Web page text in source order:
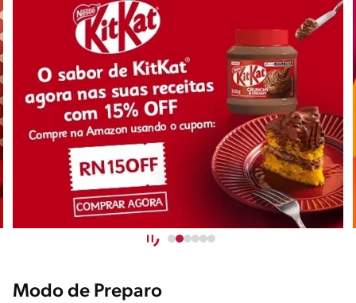
Modo de Preparo